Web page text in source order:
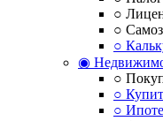
○
○
○
◉
○
○
○